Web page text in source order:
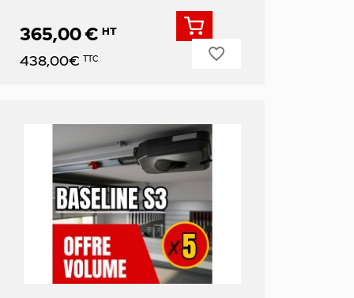
Prix
365,00 € HT
438,00€ TTC favorite_border